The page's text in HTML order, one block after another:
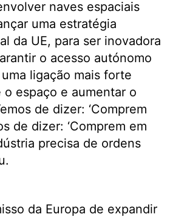
naves espaciais
uma estratégia
da UE, para ser inovadora
o acesso autónomo
ligação mais forte
espaço e aumentar o
de dizer: ‘Comprem
de dizer: ‘Comprem em
precisa de ordens
da Europa de expandir